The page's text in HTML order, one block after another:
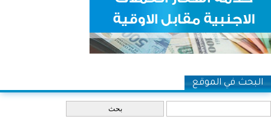
البحث في الموقع